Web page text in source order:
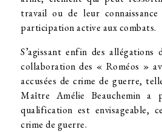
travail ou de leur
participation active aux combats.
S’agissant enfin des
collaboration des « Roméos »
accusées de crime de guerre,
Maître Amélie Beauchemin a
qualification est envisageable,
crime de guerre.